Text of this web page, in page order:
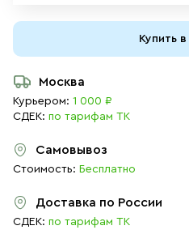
Купить в
Москва
Курьером: 1 000 ₽
СДЕК: по тарифам ТК
Самовывоз
Стоимость: Бесплатно
Доставка по России
СДЕК: по тарифам ТК